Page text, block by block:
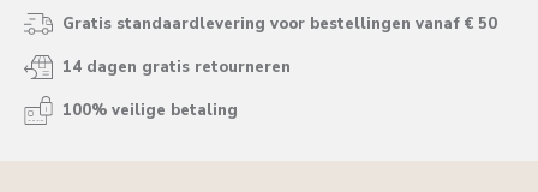
Gratis standaardlevering voor bestellingen vanaf € 50
14 dagen gratis retourneren
100% veilige betaling